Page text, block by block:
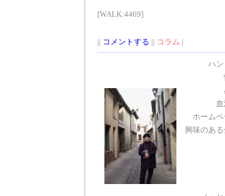
[WALK:4469]
|| コメントする || コラム |
ハ
ホーム
興味のある